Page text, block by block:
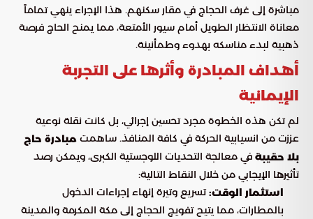
مباشرة إلى غرف الحجاج في مقار سكنهم. هذا الإجراء ينهي تماماً
معاناة الانتظار الطويل أمام سيور الأمتعة، مما يمنح الحاج فرصة
ذهبية لبدء مناسكه بهدوء وطمأنينة.
أهداف المبادرة وأثرها على التجربة
الإيمانية
لم تكن هذه الخطوة مجرد تحسين إجرائي، بل كانت نقلة نوعية
عززت من انسيابية الحركة في كافة المنافذ. ساهمت مبادرة حاج
بلا حقيبة في معالجة التحديات اللوجستية الكبرى، ويمكن رصد
تأثيرها الإيجابي من خلال النقاط التالية:
استثمار الوقت:تسريع وتيرة إنهاء إجراءات الدخول
بالمطارات، مما يتيح تفويج الحجاج إلى مكة المكرمة والمدينة